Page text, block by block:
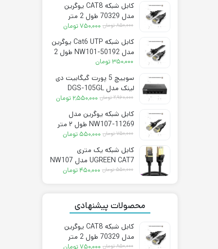
کابل شبکه CAT8 یوگرین
مدل 70329 طول 2 متر
۸۵۰,۰۰۰تومان قیمت
اصلی:
۸۵۰,۰۰۰ تومان
بود.
۷۵۰,۰۰۰تومان
قیمت
فعلی:
۷۵۰,۰۰۰ تومان.
کابل شبکه Cat6 UTP یوگرین
مدل NW101-50192 طول 2
متر
۳۵۰,۰۰۰ تومان
سوییچ 5 پورت گیگابیت دی
لینک مدل DGS-105GL
۲,۹۶۰,۰۰۰تومان
قیمت
اصلی:
۲,۹۶۰,۰۰۰ تومان
بود.
۲,۵۵۰,۰۰۰ تومان
قیمت
فعلی:
۲,۵۵۰,۰۰۰ تومان.
کابل شبکه یوگرین مدل
NW107-11269 طول ۲ متر
CAT7
۷۵۰,۰۰۰تومان قیمت
اصلی:
۷۵۰,۰۰۰ تومان
بود.
۵۵۰,۰۰۰تومان
قیمت
فعلی:
۵۵۰,۰۰۰ تومان.
کابل شبکه یک متری
UGREEN CAT7 مدل NW107
– 11268
۵۵۰,۰۰۰تومان قیمت
بود.
۴۵۰,۰۰۰ تومان
قیمت
محصولات پیشنهادی
کابل شبکه CAT8 یوگرین
مدل 70329 طول 2 متر
۸۵۰,۰۰۰تومان قیمت
قیمت